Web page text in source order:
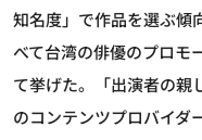
知名度」で作品を選ぶ傾
べて台湾の俳優のプロモ
て挙げた。「出演者の親
のコンテンツプロバイダ